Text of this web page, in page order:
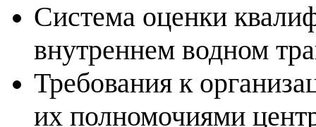
Система оценки
внутреннем водном
Требования к
их полномочиями